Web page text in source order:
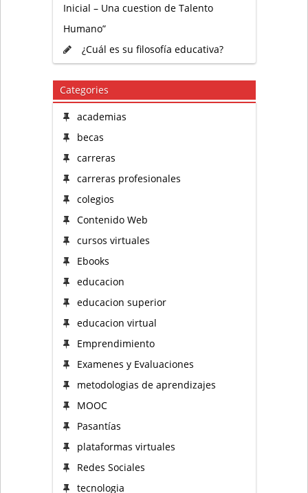
Inicial – Una cuestion de Talento
Humano”
¿Cuál es su filosofía educativa?
Categories
academias
becas
carreras
carreras profesionales
colegios
Contenido Web
cursos virtuales
Ebooks
educacion
educacion superior
educacion virtual
Emprendimiento
Examenes y Evaluaciones
metodologias de aprendizajes
MOOC
Pasantías
plataformas virtuales
Redes Sociales
tecnologia